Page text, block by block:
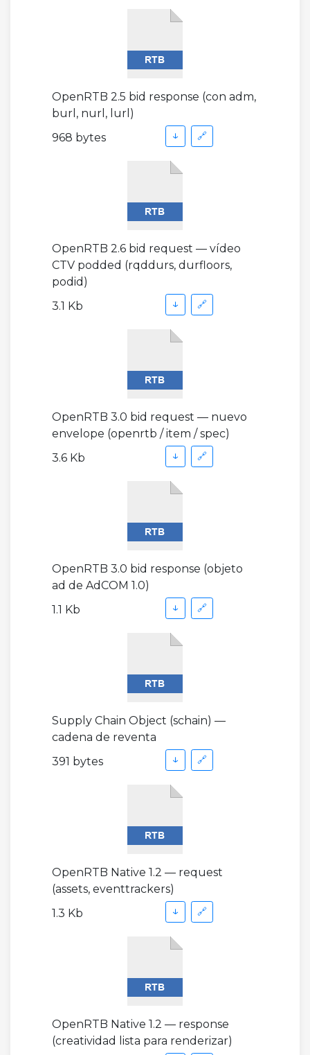
OpenRTB 2.5 bid response (con adm,
burl, nurl, lurl)
968 bytes
↓ 🔗
OpenRTB 2.6 bid request — vídeo
CTV podded (rqddurs, durfloors,
podid)
3.1 Kb
↓ 🔗
OpenRTB 3.0 bid request — nuevo
envelope (openrtb / item / spec)
3.6 Kb
↓ 🔗
OpenRTB 3.0 bid response (objeto
ad de AdCOM 1.0)
1.1 Kb
↓ 🔗
Supply Chain Object (schain) —
cadena de reventa
391 bytes
↓ 🔗
OpenRTB Native 1.2 — request
(assets, eventtrackers)
1.3 Kb
↓ 🔗
OpenRTB Native 1.2 — response
(creatividad lista para renderizar)